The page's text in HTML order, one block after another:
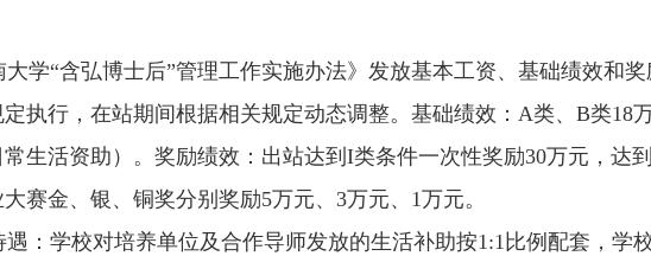
大学“含弘博士后”管理工作实施办法》发放基本工资、基础绩效和
执行，在站期间根据相关规定动态调整。基础绩效：A类、B类18
生活资助）。奖励绩效：出站达到I类条件一次性奖励30万元，达
赛金、银、铜奖分别奖励5万元、3万元、1万元。
遇：学校对培养单位及合作导师发放的生活补助按1:1比例配套，学